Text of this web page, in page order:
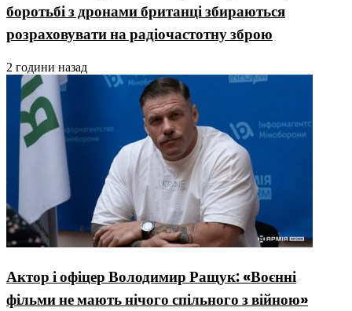
боротьбі з дронами британці збираються
розраховувати на радіочастотну зброю
2 години назад
Актор і офіцер Володимир Ращук: «Воєнні
фільми не мають нічого спільного з війною»